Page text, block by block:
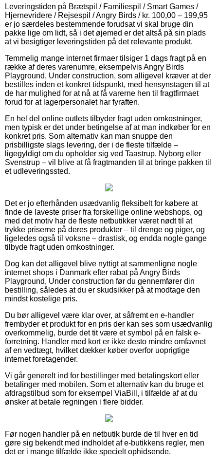
Leveringstiden på Brætspil / Familiespil / Smart Games /
Hjernevridere / Rejsespil / Angry Birds / kr. 100,00 – 199,95
er jo særdeles bestemmende forudsat vi skal bruge din
pakke lige om lidt, så i det øjemed er det altså på sin plads
at vi besigtiger leveringstiden på det relevante produkt.
Temmelig mange internet firmaer tilsiger 1 dags fragt på en
række af deres varenumre, eksempelvis Angry Birds
Playground, Under construction, som alligevel kræver at der
bestilles inden et konkret tidspunkt, med hensynstagen til at
de har mulighed for at nå at få varerne hen til fragtfirmaet
forud for at lagerpersonalet har fyraften.
En hel del online outlets tilbyder fragt uden omkostninger,
men typisk er det under betingelse af at man indkøber for en
konkret pris. Som alternativ kan man snuppe den
prisbilligste slags levering, der i de fleste tilfælde –
ligegyldigt om du opholder sig ved Taastrup, Nyborg eller
Svenstrup – vil blive at få fragtmanden til at bringe pakken til
et udleveringssted.
Det er jo efterhånden usædvanlig fleksibelt for købere at
finde de laveste priser fra forskellige online webshops, og
med det motiv har de fleste netbutikker været nødt til at
trykke priserne på deres produkter – til drenge og piger, og
ligeledes også til voksne – drastisk, og endda nogle gange
tilbyde fragt uden omkostninger.
Dog kan det alligevel blive nyttigt at sammenligne nogle
internet shops i Danmark efter rabat på Angry Birds
Playground, Under construction før du gennemfører din
bestilling, således at du er skudsikker på at modtage den
mindst kostelige pris.
Du bør alligevel være klar over, at såfremt en e-handler
frembyder et produkt for en pris der kan ses som usædvanlig
overkommelig, burde det tit være et symbol på en falsk e-
forretning. Handler med kort er ikke desto mindre omfavnet
af en vedtægt, hvilket dækker køber overfor uoprigtige
internet foretagender.
Vi går generelt ind for bestillinger med betalingskort eller
betalinger med mobilen. Som et alternativ kan du bruge et
afdragstilbud som for eksempel ViaBill, i tilfælde af at du
ønsker at betale regningen i flere bidder.
Før nogen handler på en netbutik burde de til hver en tid
gøre sig bekendt med indholdet af e-butikkens regler, men
det er i mange tilfælde ikke specielt ophidsende.